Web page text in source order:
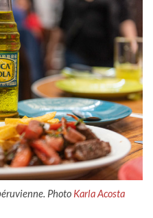
Photo Karla Acosta